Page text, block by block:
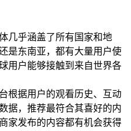
几乎涵盖了所有国家和地
是东南亚，都有大量用户使
用户能够接触到来自世界各
根据用户的观看历史、互动
据，推荐最符合其喜好的内
家发布的内容都有机会获得